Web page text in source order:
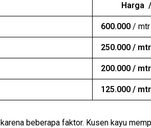
Harga /
600.000 / mtr
250.000 / mtr
200.000 / mtr
125.000 / mtr
beberapa faktor. Kusen kayu